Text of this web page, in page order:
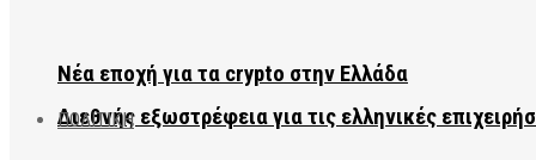
Διεθνής εξωστρέφεια για τις ελληνικές
Νέα εποχή για τα crypto στην Ελλάδα
ΠΟΛΙΤΙΚΗ